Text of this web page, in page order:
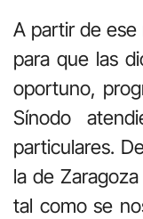
A partir de
para que las
oportuno,
Sínodo
particulares.
la de
tal como se